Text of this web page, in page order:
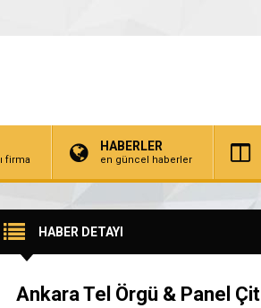
firma
HABERLER
en güncel haberler
HABER DETAYI
Ankara Tel Örgü & Panel